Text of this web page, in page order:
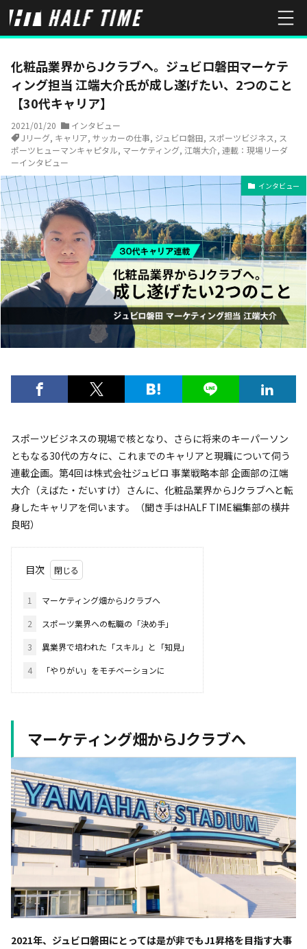
HOME インタビュー 化粧品業界からJクラブへ。ジュビロ磐田マ
化粧品業界からJクラブへ。ジュビロ磐田マーケテ
ィング担当 江端大介氏が成し遂げたい、2つのこと
【30代キャリア】
2021/01/20
インタビュー
Jリーグ, キャリア, サッカーの仕事, ジュビロ磐田, スポーツビジネス, ス
ポーツヒューマンキャピタル, マーケティング, 江端大介, 連載：現場リーダ
ーインタビュー
インタビュー
スポーツビジネスの現場で核となり、さらに将来のキーパーソン
ともなる30代の方々に、これまでのキャリアと現職について伺う
連載企画。第4回は株式会社ジュビロ 事業戦略本部 企画部の江端
大介（えばた・だいすけ）さんに、化粧品業界からJクラブへと転
身したキャリアを伺います。（聞き手はHALF TIME編集部の横井
良昭）
目次
1
マーケティング畑からJクラブへ
2
スポーツ業界への転職の「決め手」
3
異業界で培われた「スキル」と「知見」
4
「やりがい」をモチベーションに
マーケティング畑からJクラブへ
――2021年、ジュビロ磐田にとっては是が非でもJ1昇格を目指す大事